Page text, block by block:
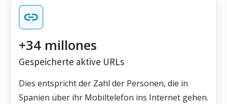
+34 millones
Gespeicherte aktive URLs
Dies entspricht der Zahl der Personen, die in
Spanien über ihr Mobiltelefon ins Internet gehen.